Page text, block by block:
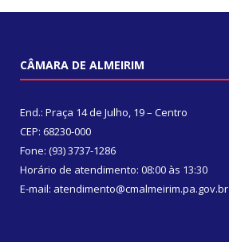
CÂMARA DE ALMEIRIM
End.: Praça 14 de Julho, 19 – Centro
CEP: 68230-000
Fone: (93) 3737-1286
Horário de atendimento: 08:00 às 13:30
E-mail: atendimento@cmalmeirim.pa.gov.br